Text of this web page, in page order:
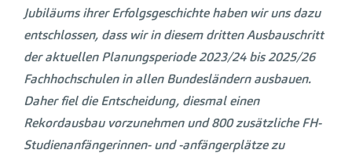
Jubiläums ihrer Erfolgsgeschichte haben wir uns dazu
entschlossen, dass wir in diesem dritten Ausbauschritt
der aktuellen Planungsperiode 2023/24 bis 2025/26
Fachhochschulen in allen Bundesländern ausbauen.
Daher fiel die Entscheidung, diesmal einen
Rekordausbau vorzunehmen und 800 zusätzliche FH-
Studienanfängerinnen- und -anfängerplätze zu